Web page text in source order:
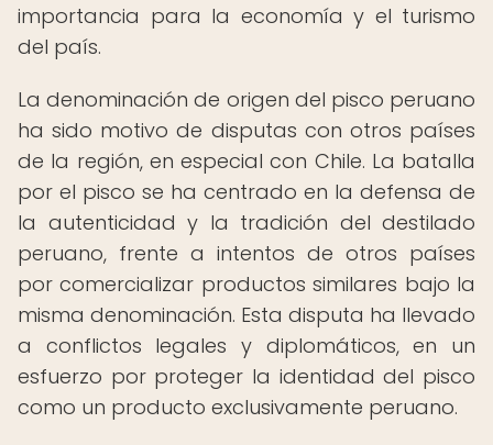
importancia para la economía y el turismo
del país.
La denominación de origen del pisco peruano
ha sido motivo de disputas con otros países
de la región, en especial con Chile. La batalla
por el pisco se ha centrado en la defensa de
la autenticidad y la tradición del destilado
peruano, frente a intentos de otros países
por comercializar productos similares bajo la
misma denominación. Esta disputa ha llevado
a conflictos legales y diplomáticos, en un
esfuerzo por proteger la identidad del pisco
como un producto exclusivamente peruano.